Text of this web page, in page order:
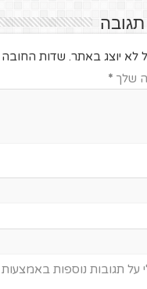
לא יוצג באתר. שדות החובה
שלך *
על תגובות נוספות באמצעות